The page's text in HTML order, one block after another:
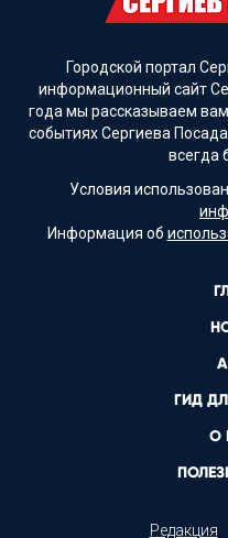
Городской портал
информационный сайт
года мы рассказываем
событиях Сергиева
всегда
Условия
Информация об
ГИД
О
Редакция